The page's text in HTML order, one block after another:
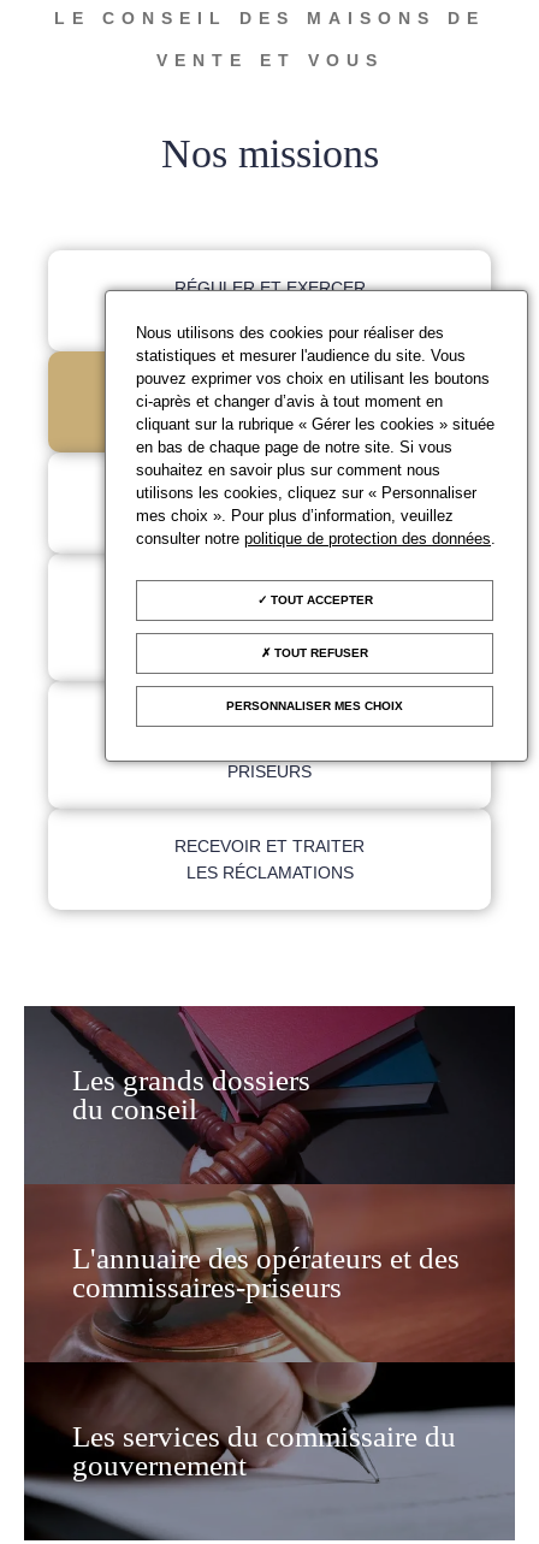
LE CONSEIL DES MAISONS DE
VENTE ET VOUS
Nos missions
RÉGULER ET EXERCER
RÉPONDRE À VOS
QUESTIONS
PROMOUVOIR LES
BONNES PRATIQUES
DES ENCHÈRES ET LE
MARCHÉ DE L'ART
PRISEURS
RECEVOIR ET TRAITER
LES RÉCLAMATIONS
Les grands dossiers
du conseil
L'annuaire des opérateurs et des
commissaires-priseurs
Les services du commissaire du
gouvernement
Nous utilisons des cookies pour réaliser des
statistiques et mesurer l'audience du site. Vous
pouvez exprimer vos choix en utilisant les boutons
ci-après et changer d’avis à tout moment en
cliquant sur la rubrique « Gérer les cookies » située
en bas de chaque page de notre site. Si vous
souhaitez en savoir plus sur comment nous
utilisons les cookies, cliquez sur « Personnaliser
mes choix ». Pour plus d’information, veuillez
consulter notrepolitique de protection des données
TOUT ACCEPTER
TOUT REFUSER
PERSONNALISER MES CHOIX